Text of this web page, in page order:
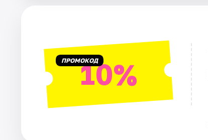
ПРОМОКОД10%